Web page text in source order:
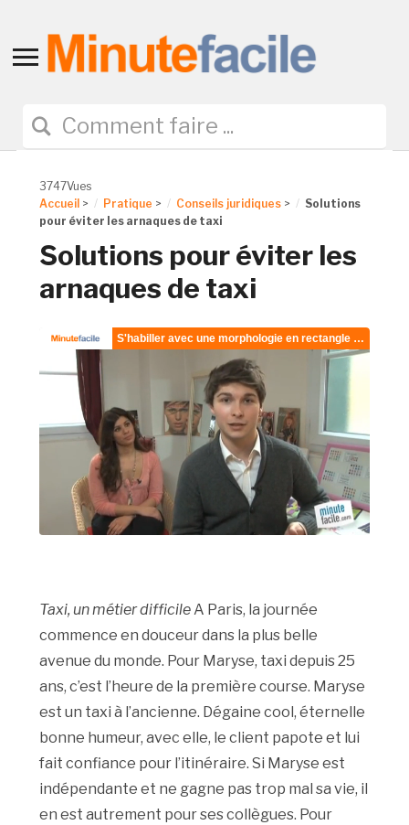
Toggle
navigation
3747Vues
Accueil > Pratique > Conseils juridiques >
Solutions
pour éviter les arnaques de taxi
Solutions pour éviter les
arnaques de taxi
Taxi, un métier difficileA Paris, la journée
commence en douceur dans la plus belle
avenue du monde. Pour Maryse, taxi depuis 25
ans, c’est l’heure de la première course. Maryse
est un taxi à l’ancienne. Dégaine cool, éternelle
bonne humeur, avec elle, le client papote et lui
fait confiance pour l’itinéraire. Si Maryse est
indépendante et ne gagne pas trop mal sa vie, il
en est autrement pour ses collègues. Pour